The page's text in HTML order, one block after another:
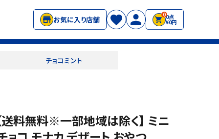
お気に入り店舗
00点
¥0円
チョコミント
料無料※一部地域は除く】 ミニ